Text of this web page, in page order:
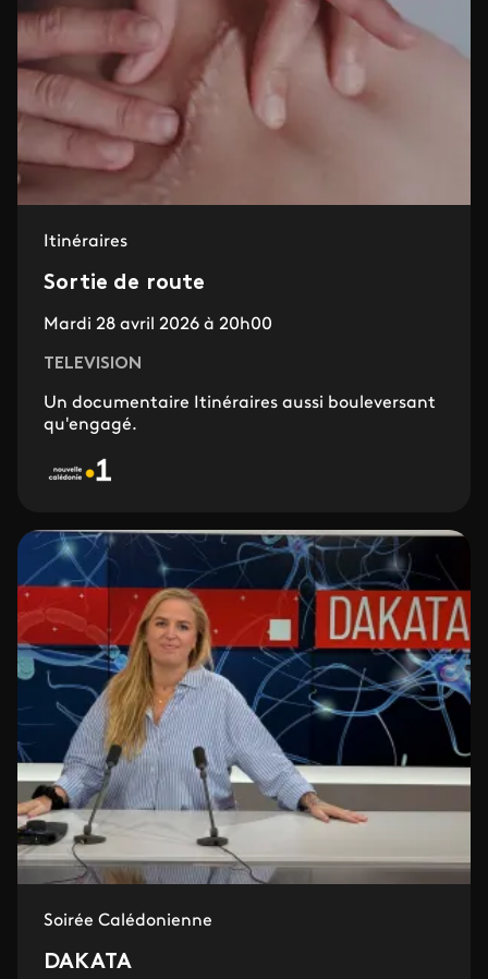
Itinéraires
Sortie de route
Mardi 28 avril 2026 à 20h00
TELEVISION
Un documentaire Itinéraires aussi bouleversant
qu'engagé.
Soirée Calédonienne
DAKATA